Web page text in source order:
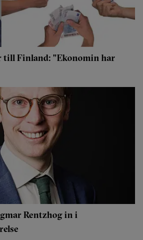
till Finland: "Ekonomin har
Rentzhog in i